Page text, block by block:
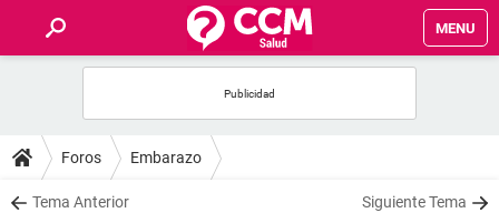
MENU
FOROS
SALUD
Foros Embarazo
Tema Anterior Siguiente Tema